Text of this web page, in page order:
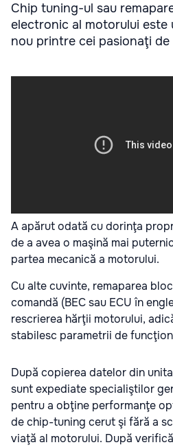
Chip tuning-ul sau
electronic al motorului este
nou printre cei pasionaţi
A apărut odată cu dorinţa
de a avea o maşină mai
partea mecanică a motorului.
Cu alte cuvinte, remaparea
comandă (BEC sau ECU în
rescrierea hărţii motorului,
stabilesc parametrii de
După copierea datelor din
sunt expediate specialiştilor
pentru a obţine performanţe
de chip-tuning cerut şi fără a
viaţă al motorului. După